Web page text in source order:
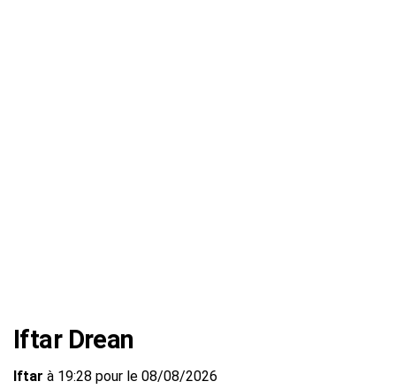
Iftar Drean
Iftar à 19:28 pour le 08/08/2026